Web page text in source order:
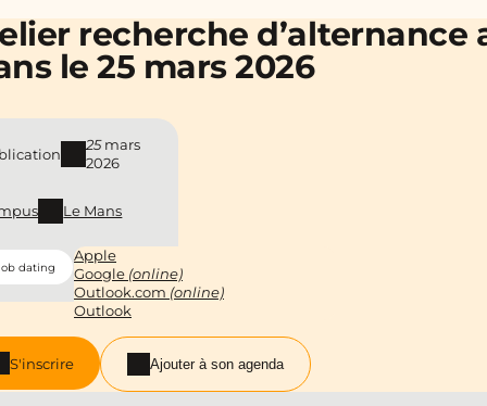
recherche d’alternance
le 25 mars 2026
25 mars
2026
Le Mans
dating
S'inscrire Ajouter à son agenda
Apple
Google (online)
Outlook.com (online)
Outlook